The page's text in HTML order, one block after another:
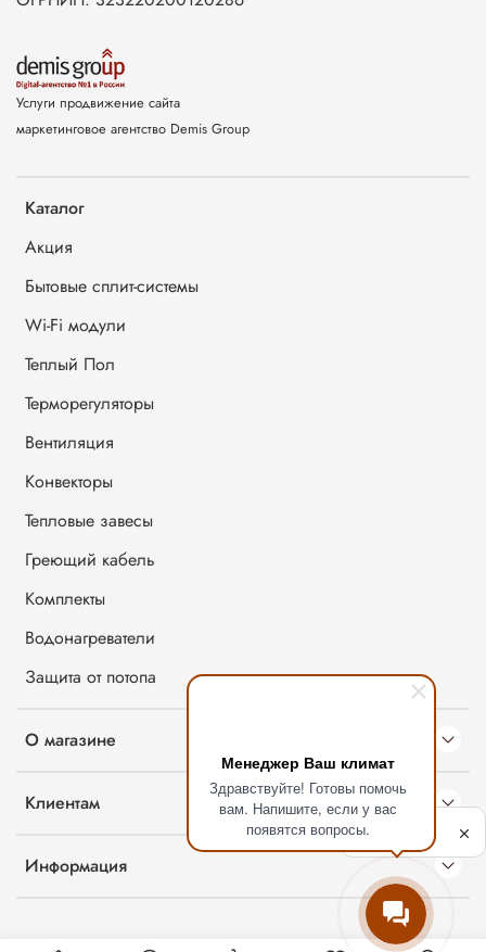
Менеджер Ваш климат
Здравствуйте! Готовы помочь
вам. Напишите, если у вас
появятся вопросы.
Каталог
Акция
Бытовые сплит-системы
Wi-Fi модули
Теплый Пол
Терморегуляторы
Вентиляция
Конвекторы
Тепловые завесы
Греющий кабель
Комплекты
Водонагреватели
Защита от потопа
О магазине
Клиентам
Информация
Услуги продвижение сайта
маркетинговое агентство Demis Group